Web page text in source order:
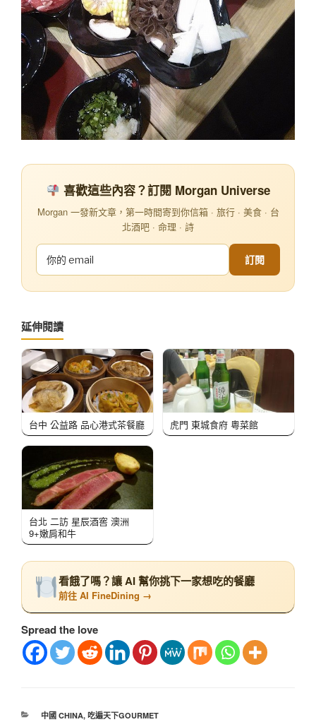
喜歡這些內容？訂閱 Morgan Universe
Morgan 一發新文章，第一時間寄到你信箱 · 旅行 · 美食 · 台
北酒吧 · 命理 · 詩
訂閱
延伸閱讀
台中 公益路 品心港式茶餐廳 虎門 東城食府 粵菜館
台北 二訪 星辰酒窖 澳洲
9+嫩肩和牛
看餓了嗎？讓 AI 幫你挑下一家想吃的餐廳
前往 AI FineDining →
Spread the love
中國 CHINA, 吃遍天下GOURMET